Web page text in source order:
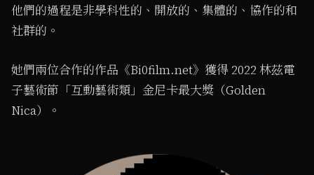
他們的過程是非學科性的、開放的、集體的、協作的和
社群的。
她們兩位合作的作品《Bi0film.net》獲得 2022 林茲電
子藝術節「互動藝術類」金尼卡最大獎（Golden
Nica）。